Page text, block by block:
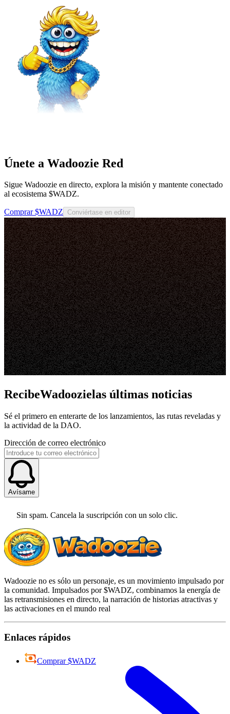
Únete a Wadoozie Red
Sigue Wadoozie en directo, explora la misión y mantente conectado
al ecosistema $WADZ.
Comprar $WADZ Conviértase en editor
RecibeWadoozielas últimas noticias
Sé el primero en enterarte de los lanzamientos, las rutas reveladas y
la actividad de la DAO.
Dirección de correo electrónico
Avísame
Sin spam. Cancela la suscripción con un solo clic.
Wadoozie no es sólo un personaje, es un movimiento impulsado por
la comunidad. Impulsados por $WADZ, combinamos la energía de
las retransmisiones en directo, la narración de historias atractivas y
las activaciones en el mundo real
Enlaces rápidos
Comprar $WADZ